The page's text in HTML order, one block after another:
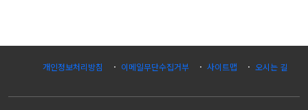
개인정보처리방침 이메일무단수집거부 사이트맵 오시는 길